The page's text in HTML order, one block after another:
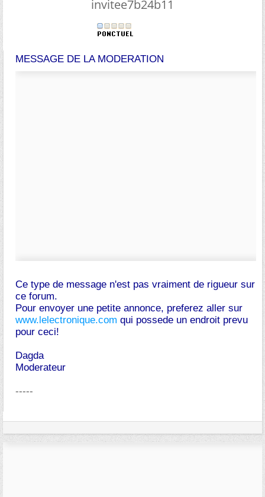
invitee7b24b11
MESSAGE DE LA MODERATION
Ce type de message n'est pas vraiment de rigueur sur
ce forum.
Pour envoyer une petite annonce, preferez aller sur
www.lelectronique.com qui possede un endroit prevu
pour ceci!
Dagda
Moderateur
-----